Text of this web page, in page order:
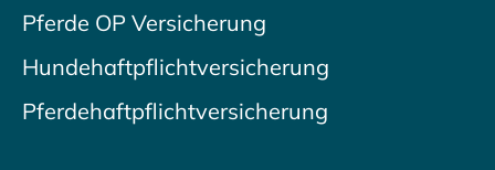
Pferde OP Versicherung
Hundehaftpflichtversicherung
Pferdehaftpflichtversicherung